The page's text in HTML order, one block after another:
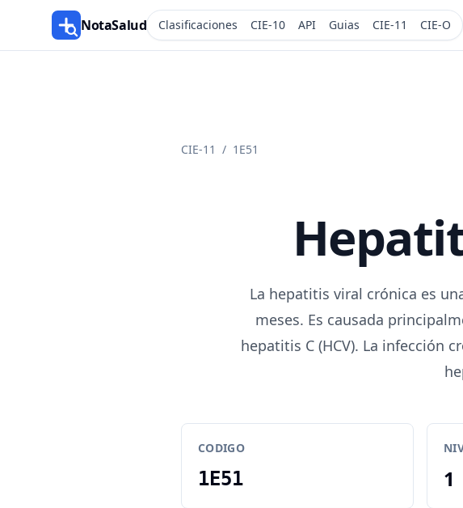
NotaSalud Clasificaciones CIE-10 API Guias CIE-11 CIE-O
CIE-11 / 1E51
La hepatitis viral crónica es
meses. Es causada
hepatitis C (HCV). La infección
CODIGO
1E51 1